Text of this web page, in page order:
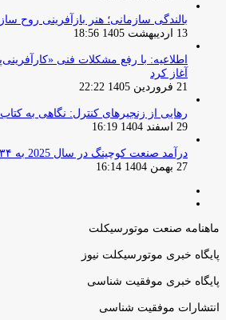
بالندگی سازمانی؛ هنر بازآفرینی روح
13 اردیبهشت 1405 18:56
اطلاعیه: با رفع مشکلات فنی
آغاز کرد
21 فروردین 1405 22:22
رهایی از زنجیرهای کنترل: نگاهی به
29 اسفند 1404 16:19
درآمد صنعت کوچینگ در سال 2025 به ۵.۳۴ میلیارد دلار آمریکا رسید
27 بهمن 1404 16:14
ماهنامه صنعت موتورسیکلت
پایگاه خبری موتورسیکلت نیوز
پایگاه خبری موفقیت شناسی
انتشارات موفقیت شناسی